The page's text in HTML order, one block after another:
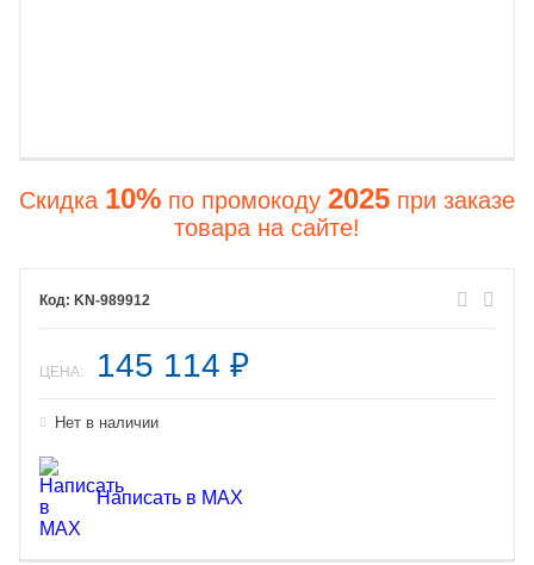
Скидка 10% по промокоду 2025 при заказе
товара на сайте!
KN-989912
ЦЕНА: 145 114 ₽
Нет в наличии
Написать в MAX